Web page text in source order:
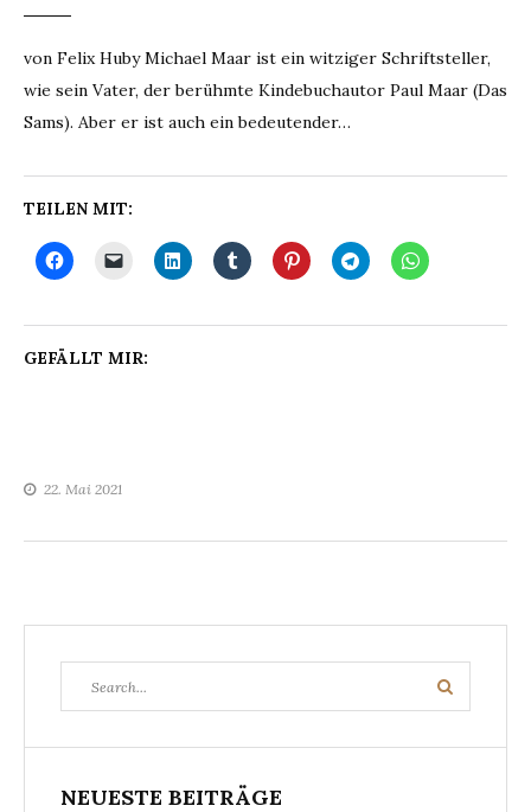
von Felix Huby Michael Maar ist ein witziger Schriftsteller,
wie sein Vater, der berühmte Kindebuchautor Paul Maar (Das
Sams). Aber er ist auch ein bedeutender…
TEILEN MIT:
GEFÄLLT MIR:
22. Mai 2021
for:
Search
NEUESTE BEITRÄGE